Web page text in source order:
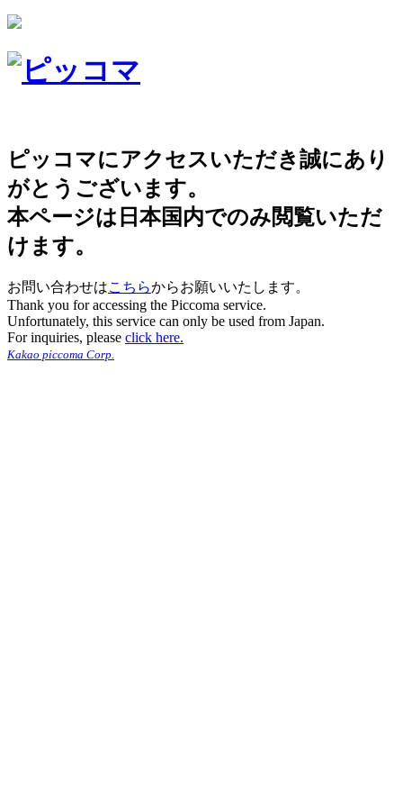
ピッコマにアクセスいただき誠にあり
がとうございます。
本ページは日本国内でのみ閲覧いただ
けます。
お問い合わせはこちらからお願いいたします。
Thank you for accessing the Piccoma service.
Unfortunately, this service can only be used from Japan.
For inquiries, please click here.
Kakao piccoma Corp.